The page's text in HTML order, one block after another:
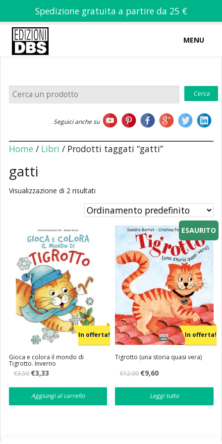
Spedizione gratuita a partire da 25 €
MENU
Home
Chi siamo
Libri
Librerie
Seguici anche su
Home/ Libri / Prodotti taggati “gatti”
gatti
Visualizzazione di 2 risultati
In offerta!
Gioca e colora il mondo di
Tigrotto. Inverno
€3,50 Il
prezzo
originale
era:
€3,33Il
attuale
è:
Aggiungi al carrello
In offerta!
ESAURITO
Tigrotto (una storia quasi vera)
€12,00 Il
prezzo
originale
€9,60Il
attuale
è:
Leggi tutto